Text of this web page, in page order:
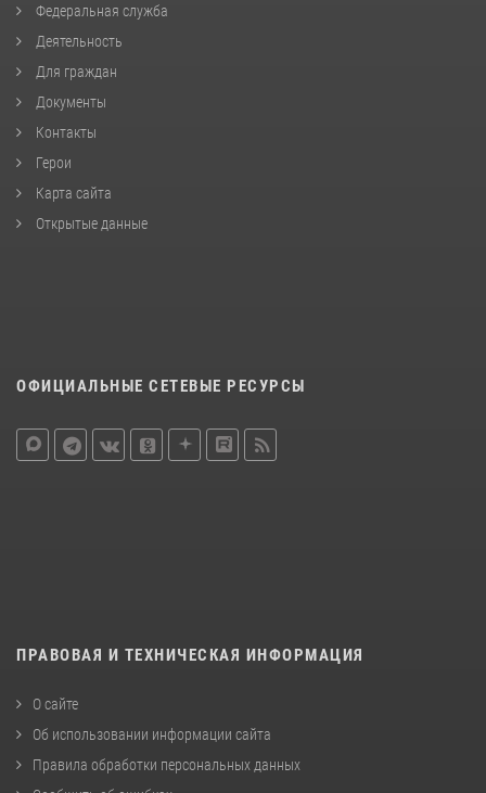
Федеральная служба
Деятельность
Для граждан
Документы
Контакты
Герои
Карта сайта
Открытые данные
ОФИЦИАЛЬНЫЕ СЕТЕВЫЕ РЕСУРСЫ
ПРАВОВАЯ И ТЕХНИЧЕСКАЯ ИНФОРМАЦИЯ
О сайте
Об использовании информации сайта
Правила обработки персональных данных